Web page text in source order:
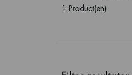
1 Product(en)